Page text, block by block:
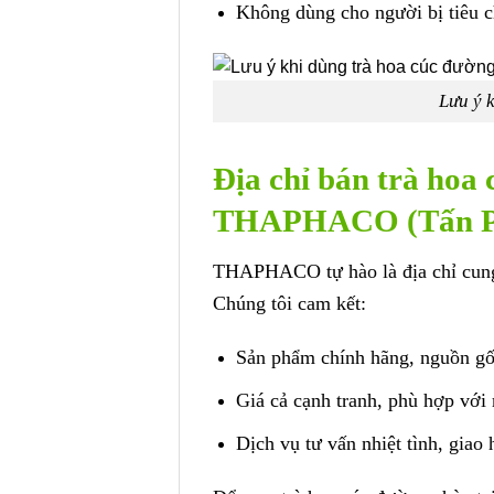
Không dùng cho người bị tiêu
Lưu ý
Địa chỉ bán trà hoa
THAPHACO (Tấn
THAPHACO tự hào là địa chỉ
Chúng tôi cam kết:
Sản phẩm chính hãng, nguồn
Giá cả cạnh tranh, phù hợp
Dịch vụ tư vấn nhiệt tình, giao